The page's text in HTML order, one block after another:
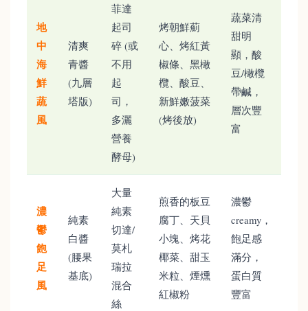
地
中
海
鮮
蔬
風
清爽
青醬
(九層
塔版)
菲達
起司
碎 (或
不用
起
司，
多灑
營養
酵母)
烤朝鮮薊
心、烤紅黃
椒條、黑橄
欖、酸豆、
新鮮嫩菠菜
(烤後放)
蔬菜清
甜明
顯，酸
豆/橄欖
帶鹹，
層次豐
富
濃
鬱
飽
足
風
純素
白醬
(腰果
基底)
大量
純素
切達/
莫札
瑞拉
混合
絲
煎香的板豆
腐丁、天貝
小塊、烤花
椰菜、甜玉
米粒、煙燻
紅椒粉
濃鬱
creamy，
飽足感
滿分，
蛋白質
豐富